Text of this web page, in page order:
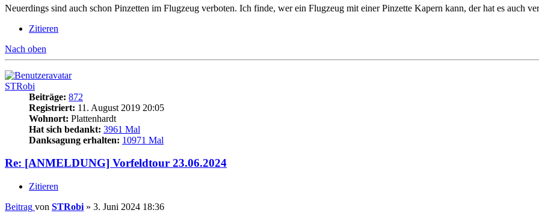
Neuerdings sind auch schon Pinzetten im Flugzeug verboten. Ich finde, wer ein Flugzeug mit einer Pinzette Kapern kann, der hat es auch
Zitieren
Nach oben
STRobi
Beiträge: 872
Registriert: 11. August 2019 20:05
Wohnort: Plattenhardt
Hat sich bedankt: 3961 Mal
Danksagung erhalten: 10971 Mal
Re: [ANMELDUNG] Vorfeldtour 23.06.2024
Zitieren
Beitrag von STRobi » 3. Juni 2024 18:36